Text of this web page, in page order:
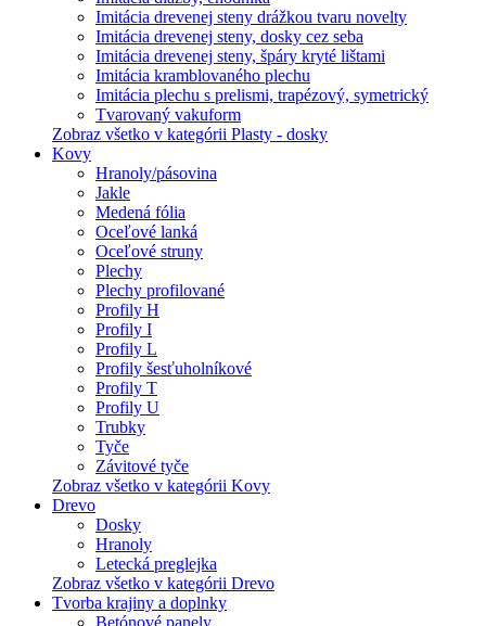
Imitácia drevenej steny drážkou tvaru novelty
Imitácia drevenej steny, dosky cez seba
Imitácia drevenej steny, špáry kryté lištami
Imitácia kramblovaného plechu
Imitácia plechu s prelismi, trapézový, symetrický
Tvarovaný vakuform
Zobraz všetko v kategórii Plasty - dosky
Kovy
Hranoly/pásovina
Jakle
Medená fólia
Oceľové lanká
Oceľové struny
Plechy
Plechy profilované
Profily H
Profily I
Profily L
Profily šesťuholníkové
Profily T
Profily U
Trubky
Tyče
Závitové tyče
Zobraz všetko v kategórii Kovy
Drevo
Dosky
Hranoly
Letecká preglejka
Zobraz všetko v kategórii Drevo
Tvorba krajiny a doplnky
Betónové panely